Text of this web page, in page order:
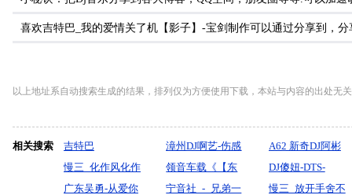
喜欢吉特巴_我的爱情关了机【影子】-宝剑制作可以通过分享到，
以上地址系自动搜索生成的结果，排列仅为方便使用下载，本站与内容的出处无
相关搜索 吉特巴
漳州DJ啊艺-伤感
制作(被抛弃的
人)漫步9月情歌
A62 新奇DJ阿彬
精选闽南语混音
制作CLUB
慢三_化作风化作
雨-大麦_-无心制
领音车载《【东
南亚热播凌晨一
DJ傻妞-DTS-
《HIFI极品测》
广东吴勇-从爱你
宁音社_-_兄弟一
慢三_放开手舍不